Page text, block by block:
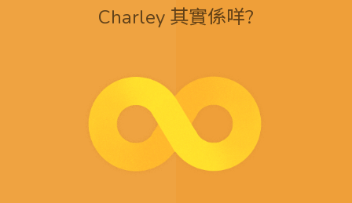
Charley 其實係咩?